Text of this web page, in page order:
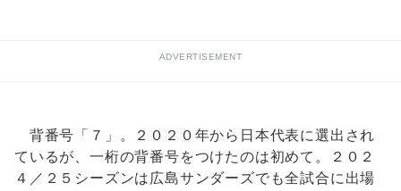
ADVERTISEMENT
背番号「７」。２０２０年から日本代表に選出され
ているが、一桁の背番号をつけたのは初めて。２０２
４／２５シーズンは広島サンダーズでも全試合に出場